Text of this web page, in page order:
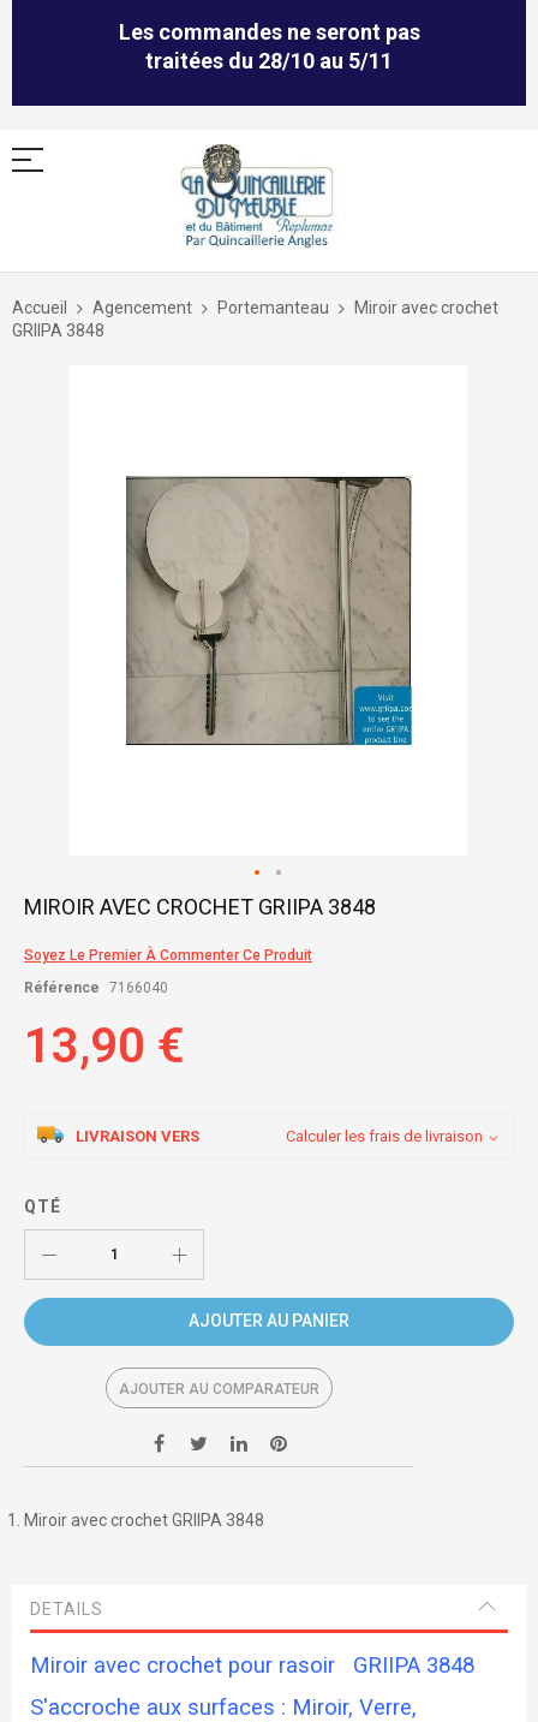
Les commandes ne seront pas
traitées du 28/10 au 5/11
Allez
contenu
Accueil Agencement Portemanteau
Miroir avec crochet
GRIIPA 3848
Skip
beginning
of
gallery
MIROIR AVEC CROCHET GRIIPA 3848
Soyez Le Premier À Commenter Ce Produit
Référence
7166040
13,90 €
LIVRAISON VERS Calculer les frais de livraison
QTÉ
AJOUTER AU PANIER
AJOUTER AU COMPARATEUR
Miroir avec crochet GRIIPA 3848
DETAILS
Miroir avec crochet pour rasoir GRIIPA 3848
S'accroche aux surfaces : Miroir, Verre,